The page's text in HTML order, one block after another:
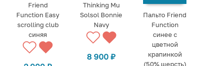
Friend
Function Easy
scrolling club
синяя
Thinking Mu
Solsol Bonnie
Navy
8 900₽
Пальто Friend
Function
синее с
цветной
крапинкой
(50% шерсть)